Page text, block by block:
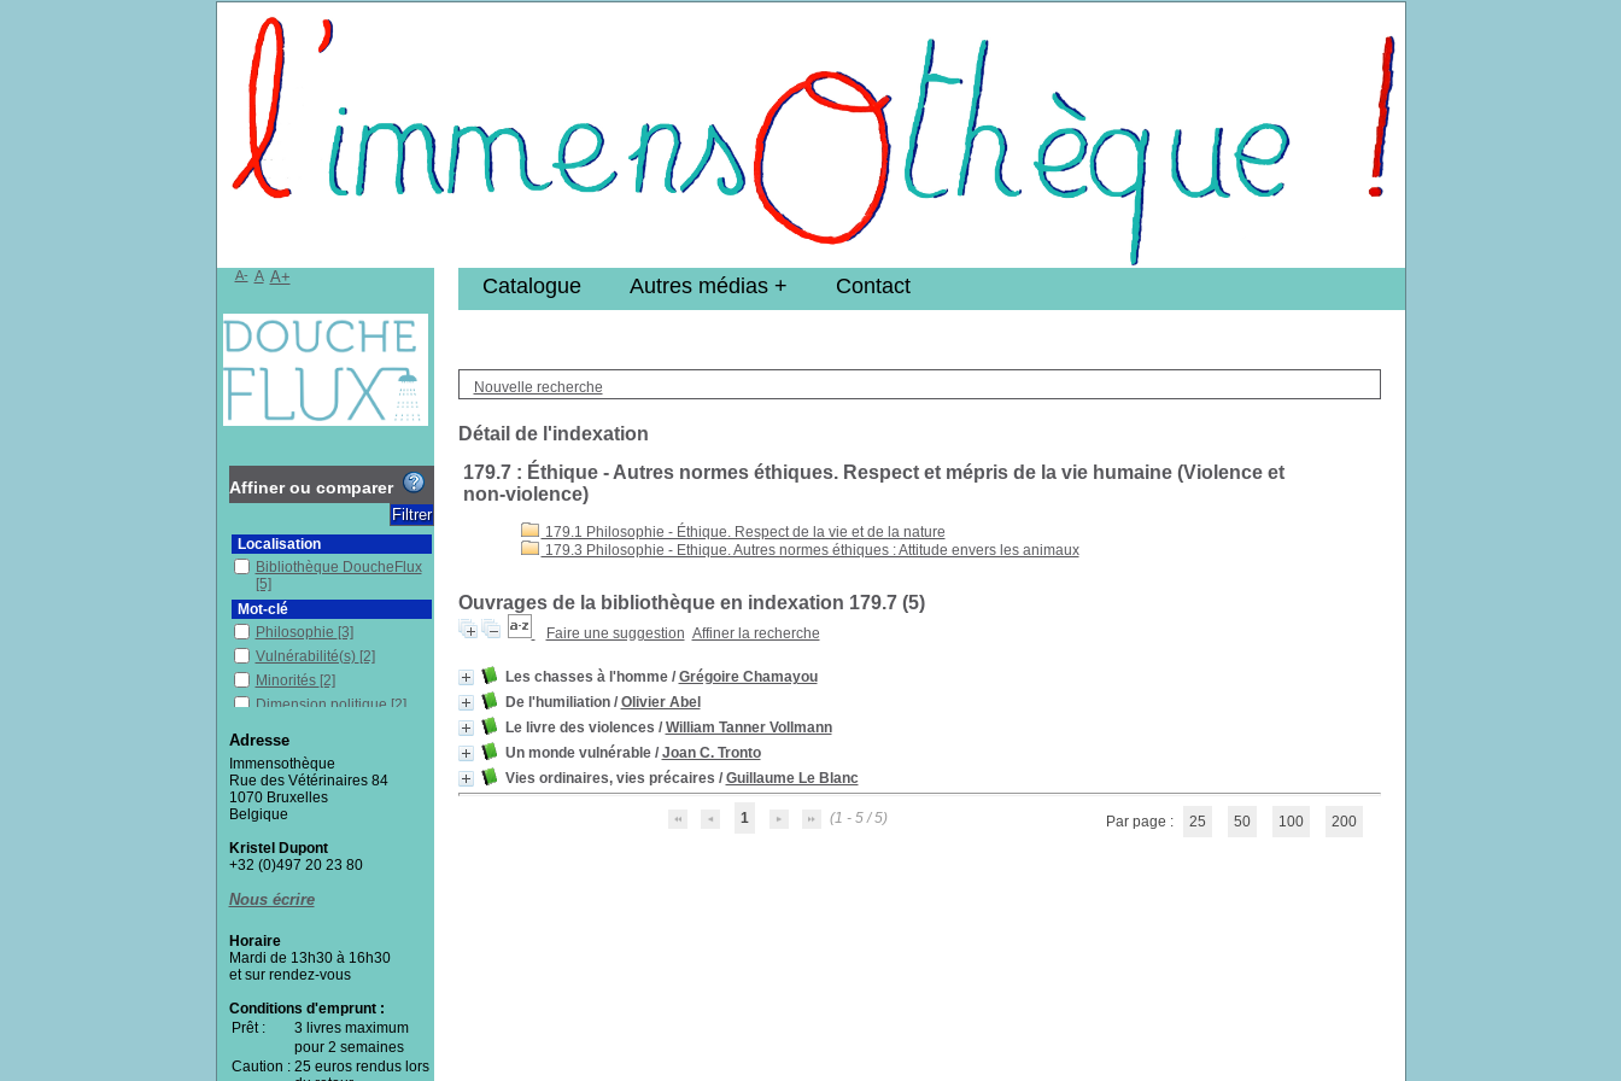
Nouvelle recherche
Détail de l'indexation
179.7 : Éthique - Autres normes éthiques. Respect et mépris de la vie humaine (Violence et
non-violence)
179.1 Philosophie - Éthique. Respect de la vie et de la nature
179.3 Philosophie - Ethique. Autres normes éthiques : Attitude envers les animaux
Ouvrages de la bibliothèque en indexation 179.7 (5)
Faire une suggestion Affiner la recherche
Les chasses à l'homme/ Grégoire Chamayou
De l'humiliation/ Olivier Abel
Le livre des violences / William Tanner Vollmann
Un monde vulnérable/ Joan C. Tronto
Vies ordinaires, vies précaires / Guillaume Le Blanc
1 (1 - 5 / 5) Par page : 25 50 100 200
Catalogue Autres médias Contact
A- A A+
Affiner ou comparer
Localisation
Bibliothèque DoucheFlux
[5]
Mot-clé
Philosophie [3]
Vulnérabilité(s) [2]
Minorités [2]
Dimension politique [2]
États-Unis
Racisme[1]
Justice[1]
Lutte de classes
Marginaux
Nazisme[1]
Pauvreté
Précarité
Immenses[1]
Respect[1]
Rôle selon le sexe[1]
Sociologie[1]
Adresse
Immensothèque
Rue des Vétérinaires 84
1070 Bruxelles
Belgique
Kristel Dupont
+32 (0)497 20 23 80
Nous écrire
Horaire
Mardi de 13h30 à 16h30
et sur rendez-vous
Conditions d'emprunt :
Prêt :
3 livres maximum
pour 2 semaines
Caution : 25 euros rendus lors